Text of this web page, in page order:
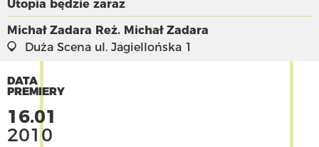
Utopia będzie zaraz
Michał Zadara Reż. Michał Zadara
Duża Scena ul. Jagiellońska 1
DATA
PREMIERY
16.01
2010